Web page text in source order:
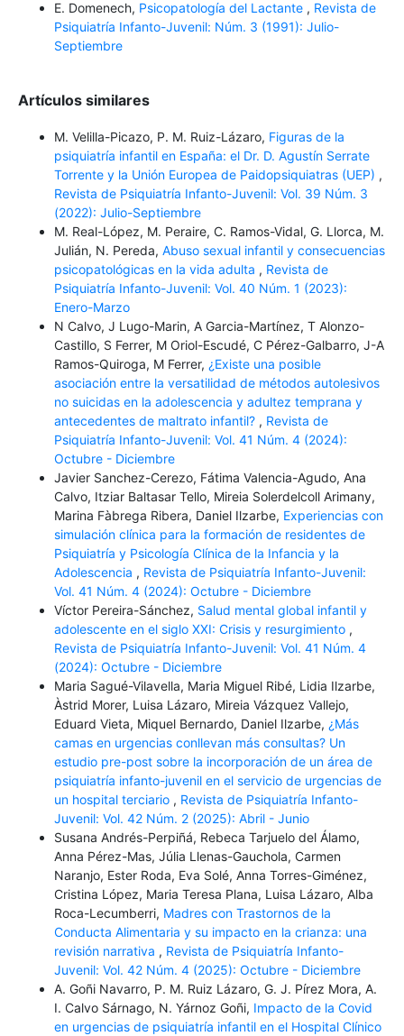
E. Domenech, Psicopatología del Lactante , Revista de
Psiquiatría Infanto-Juvenil: Núm. 3 (1991): Julio-
Septiembre
Artículos similares
M. Velilla-Picazo, P. M. Ruiz-Lázaro, Figuras de la
psiquiatría infantil en España: el Dr. D. Agustín Serrate
Torrente y la Unión Europea de Paidopsiquiatras (UEP) ,
Revista de Psiquiatría Infanto-Juvenil: Vol. 39 Núm. 3
(2022): Julio-Septiembre
M. Real-López, M. Peraire, C. Ramos-Vidal, G. Llorca, M.
Julián, N. Pereda, Abuso sexual infantil y consecuencias
psicopatológicas en la vida adulta , Revista de
Psiquiatría Infanto-Juvenil: Vol. 40 Núm. 1 (2023):
Enero-Marzo
N Calvo, J Lugo-Marin, A Garcia-Martínez, T Alonzo-
Castillo, S Ferrer, M Oriol-Escudé, C Pérez-Galbarro, J-A
Ramos-Quiroga, M Ferrer, ¿Existe una posible
asociación entre la versatilidad de métodos autolesivos
no suicidas en la adolescencia y adultez temprana y
antecedentes de maltrato infantil? , Revista de
Psiquiatría Infanto-Juvenil: Vol. 41 Núm. 4 (2024):
Octubre - Diciembre
Javier Sanchez-Cerezo, Fátima Valencia-Agudo, Ana
Calvo, Itziar Baltasar Tello, Mireia Solerdelcoll Arimany,
Marina Fàbrega Ribera, Daniel Ilzarbe, Experiencias con
simulación clínica para la formación de residentes de
Psiquiatría y Psicología Clínica de la Infancia y la
Adolescencia , Revista de Psiquiatría Infanto-Juvenil:
Vol. 41 Núm. 4 (2024): Octubre - Diciembre
Víctor Pereira-Sánchez, Salud mental global infantil y
adolescente en el siglo XXI: Crisis y resurgimiento ,
Revista de Psiquiatría Infanto-Juvenil: Vol. 41 Núm. 4
(2024): Octubre - Diciembre
Maria Sagué-Vilavella, Maria Miguel Ribé, Lidia Ilzarbe,
Àstrid Morer, Luisa Lázaro, Mireia Vázquez Vallejo,
Eduard Vieta, Miquel Bernardo, Daniel Ilzarbe, ¿Más
camas en urgencias conllevan más consultas? Un
estudio pre-post sobre la incorporación de un área de
psiquiatría infanto-juvenil en el servicio de urgencias de
un hospital terciario , Revista de Psiquiatría Infanto-
Juvenil: Vol. 42 Núm. 2 (2025): Abril - Junio
Susana Andrés-Perpiñá, Rebeca Tarjuelo del Álamo,
Anna Pérez-Mas, Júlia Llenas-Gauchola, Carmen
Naranjo, Ester Roda, Eva Solé, Anna Torres-Giménez,
Cristina López, Maria Teresa Plana, Luisa Lázaro, Alba
Roca-Lecumberri, Madres con Trastornos de la
Conducta Alimentaria y su impacto en la crianza: una
revisión narrativa , Revista de Psiquiatría Infanto-
Juvenil: Vol. 42 Núm. 4 (2025): Octubre - Diciembre
A. Goñi Navarro, P. M. Ruiz Lázaro, G. J. Pírez Mora, A.
I. Calvo Sárnago, N. Yárnoz Goñi, Impacto de la Covid
en urgencias de psiquiatría infantil en el Hospital Clínico